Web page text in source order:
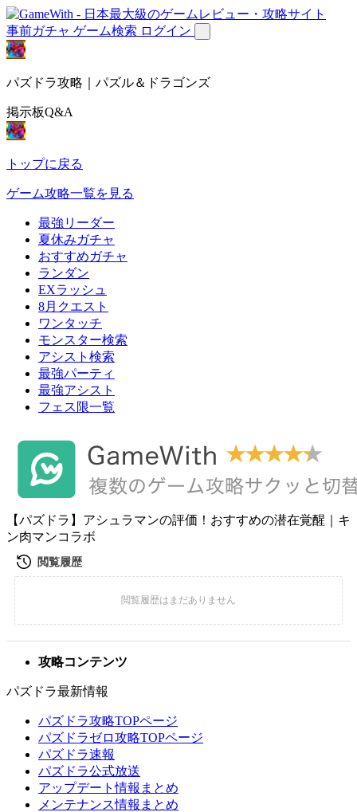
事前ガチャ ゲーム検索 ログイン
パズドラ攻略｜パズル＆ドラゴンズ
掲示板Q&A
トップに戻る
ゲーム攻略一覧を見る
最強リーダー
夏休みガチャ
おすすめガチャ
ランダン
EXラッシュ
8月クエスト
ワンタッチ
モンスター検索
アシスト検索
最強パーティ
最強アシスト
フェス限一覧
【パズドラ】アシュラマンの評価！おすすめの潜在覚醒｜キ
ン肉マンコラボ
攻略コンテンツ
パズドラ最新情報
パズドラ攻略TOPページ
パズドラゼロ攻略TOPページ
パズドラ速報
パズドラ公式放送
アップデート情報まとめ
メンテナンス情報まとめ